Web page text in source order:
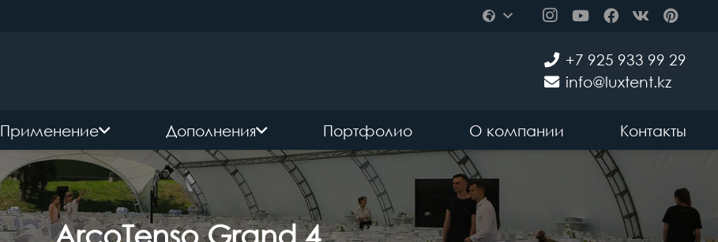
+7 925 933 99 29
info@luxtent.kz
Применение Дополнения Портфолио О компании Контакты
ArcoTenso Grand 4